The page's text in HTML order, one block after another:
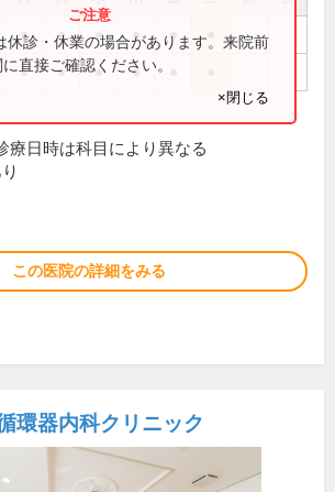
● ● ● ● ●
● ● ● ●
休診・休業の場合があります。来院前
直接ご確認ください。
×閉じる
療日時は科目により異なる
この医院の詳細をみる
環器内科クリニック